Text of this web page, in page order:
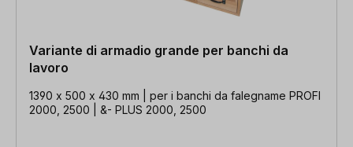
Variante di armadio grande per banchi da
lavoro
1390 x 500 x 430 mm | per i banchi da falegname PROFI
2000, 2500 | &- PLUS 2000, 2500